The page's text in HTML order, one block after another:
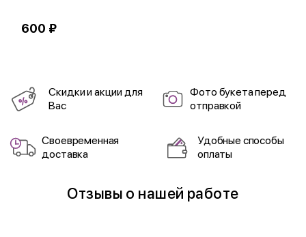
600 ₽
Скидки и акции для
Вас
Фото букета перед
отправкой
Своевременная
доставка
Удобные способы
оплаты
Отзывы о нашей работе